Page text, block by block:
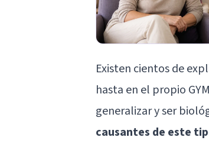
Existen cientos de
hasta en el propio
generalizar y ser
causantes de este